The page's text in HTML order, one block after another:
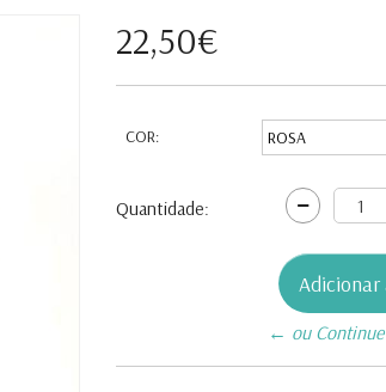
22,50€
COR:
Quantidade:
← ou